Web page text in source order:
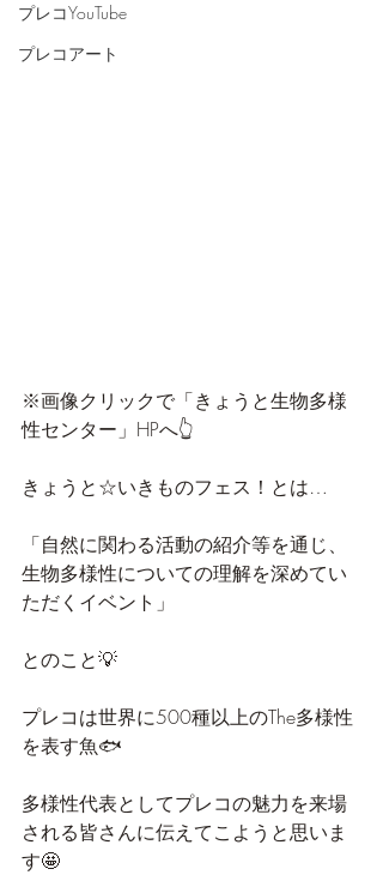
プレコYouTube
プレコアート
※画像クリックで「きょうと生物多様
性センター」HPへ👆
きょうと☆いきものフェス！とは…
「自然に関わる活動の紹介等を通じ、
生物多様性についての理解を深めてい
ただくイベント」
とのこと💡
プレコは世界に500種以上のThe多様性
を表す魚🐟
多様性代表としてプレコの魅力を来場
される皆さんに伝えてこようと思いま
す🤩